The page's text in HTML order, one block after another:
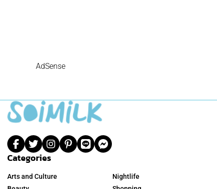
AdSense
Categories
Arts and Culture
Nightlife